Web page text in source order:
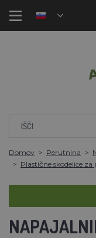
Domov Perutnina
Plastične skodelice za